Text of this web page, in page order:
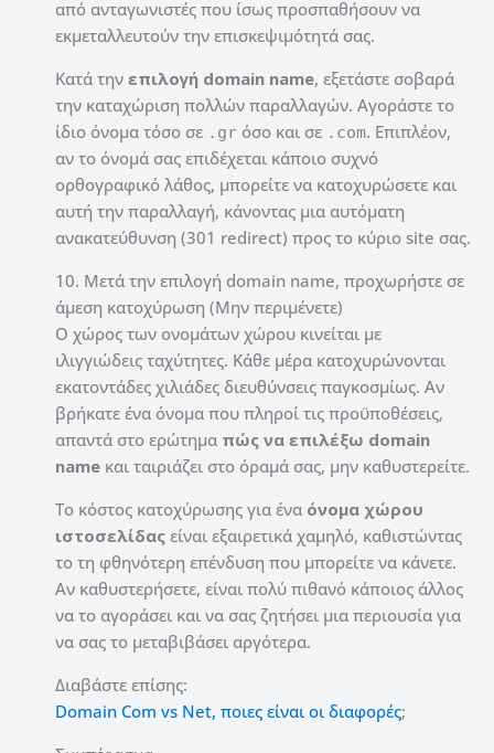
από ανταγωνιστές που ίσως προσπαθήσουν να
εκμεταλλευτούν την επισκεψιμότητά σας.
Κατά την επιλογή domain name, εξετάστε σοβαρά
την καταχώριση πολλών παραλλαγών. Αγοράστε το
ίδιο όνομα τόσο σε .gr όσο και σε .com. Επιπλέον,
αν το όνομά σας επιδέχεται κάποιο συχνό
ορθογραφικό λάθος, μπορείτε να κατοχυρώσετε και
αυτή την παραλλαγή, κάνοντας μια αυτόματη
ανακατεύθυνση (301 redirect) προς το κύριο site σας.
10. Μετά την επιλογή domain name, προχωρήστε σε
άμεση κατοχύρωση (Μην περιμένετε)
Ο χώρος των ονομάτων χώρου κινείται με
ιλιγγιώδεις ταχύτητες. Κάθε μέρα κατοχυρώνονται
εκατοντάδες χιλιάδες διευθύνσεις παγκοσμίως. Αν
βρήκατε ένα όνομα που πληροί τις προϋποθέσεις,
απαντά στο ερώτημα πώς να επιλέξω domain
name και ταιριάζει στο όραμά σας, μην καθυστερείτε.
Το κόστος κατοχύρωσης για ένα όνομα χώρου
ιστοσελίδας είναι εξαιρετικά χαμηλό, καθιστώντας
το τη φθηνότερη επένδυση που μπορείτε να κάνετε.
Αν καθυστερήσετε, είναι πολύ πιθανό κάποιος άλλος
να το αγοράσει και να σας ζητήσει μια περιουσία για
να σας το μεταβιβάσει αργότερα.
Διαβάστε επίσης:
Domain Com vs Net, ποιες είναι οι διαφορές;